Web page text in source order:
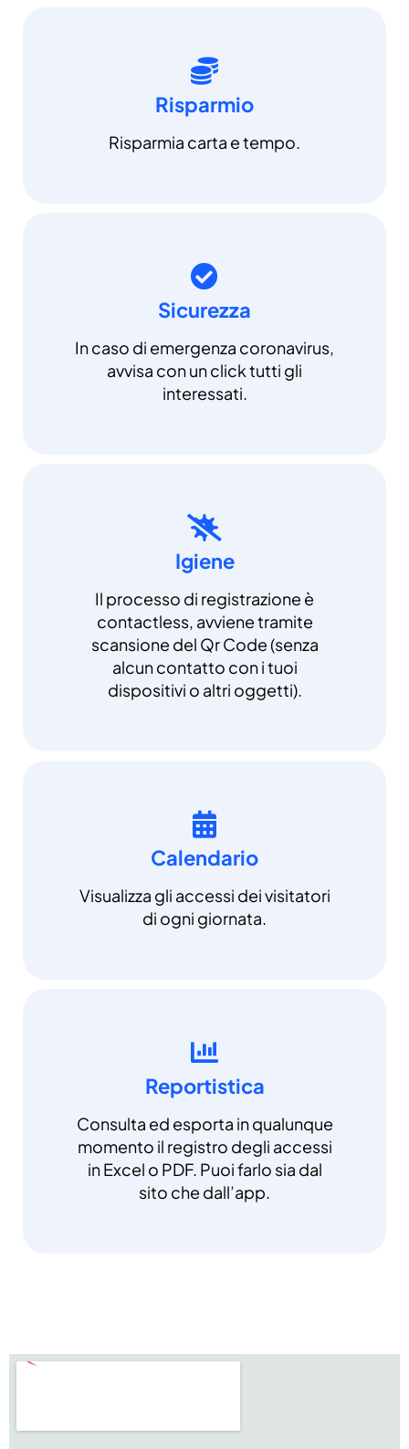
Risparmio
Risparmia carta e tempo.
Sicurezza
In caso di emergenza coronavirus,
avvisa con un click tutti gli
interessati.
Igiene
Il processo di registrazione è
contactless, avviene tramite
scansione del Qr Code (senza
alcun contatto con i tuoi
dispositivi o altri oggetti).
Calendario
Visualizza gli accessi dei visitatori
di ogni giornata.
Reportistica
Consulta ed esporta in qualunque
momento il registro degli accessi
in Excel o PDF. Puoi farlo sia dal
sito che dall’app.